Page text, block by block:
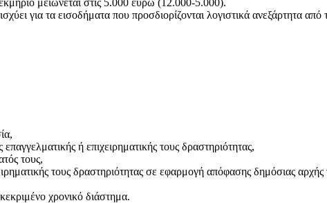
για τα εισοδήματα που προσδιορίζονται λογιστικά ανεξάρτητα
ή επιχειρηματικής τους δραστηριότητας,
τους,
τους δραστηριότητας σε εφαρμογή απόφασης δημόσιας αρχής
χρονικό διάστημα.